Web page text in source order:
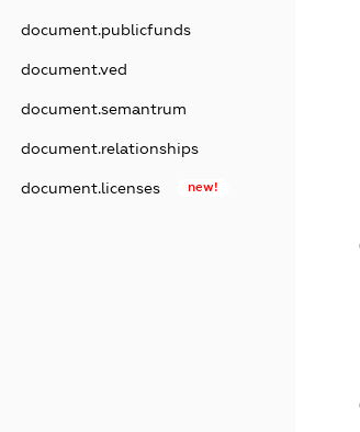
document.publicfunds
document.ved
document.semantrum
document.relationships
document.licenses new!